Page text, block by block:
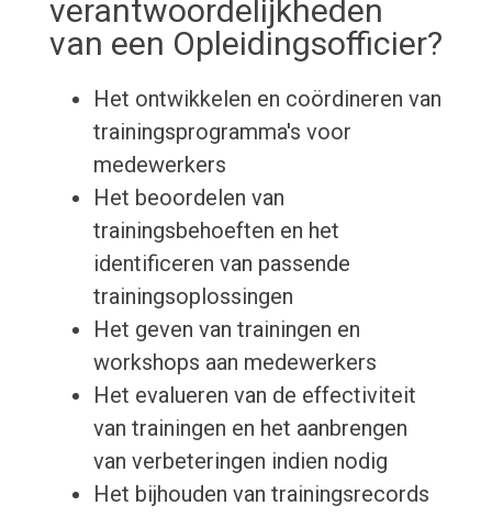
verantwoordelijkheden
van een Opleidingsofficier?
Het ontwikkelen en coördineren van
trainingsprogramma's voor
medewerkers
Het beoordelen van
trainingsbehoeften en het
identificeren van passende
trainingsoplossingen
Het geven van trainingen en
workshops aan medewerkers
Het evalueren van de effectiviteit
van trainingen en het aanbrengen
van verbeteringen indien nodig
Het bijhouden van trainingsrecords